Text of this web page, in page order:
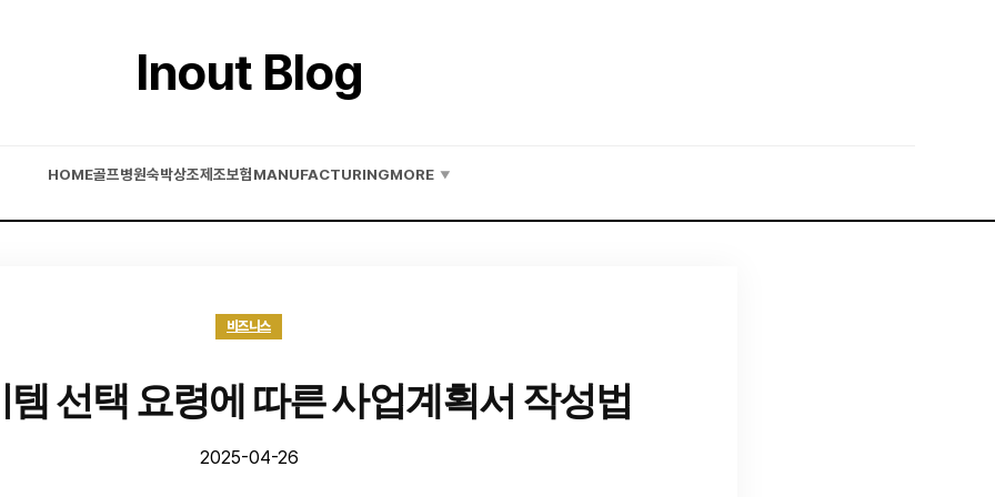
Inout Blog
HOME골프병원숙박상조제조보험MANUFACTURINGMORE ▼
비즈니스
선택 요령에 따른 사업계획서 작성법
2025-04-26